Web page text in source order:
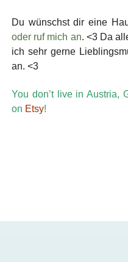
Du wünschst dir eine
oder ruf mich an. <3 Da
ich sehr gerne
an. <3
You don’t live in Austria,
on Etsy!